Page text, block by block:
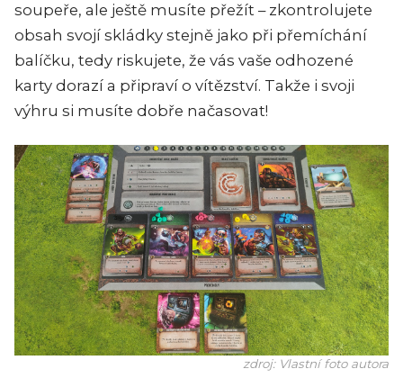
soupeře, ale ještě musíte přežít – zkontrolujete
obsah svojí skládky stejně jako při přemíchání
balíčku, tedy riskujete, že vás vaše odhozené
karty dorazí a připraví o vítězství. Takže i svoji
výhru si musíte dobře načasovat!
zdroj: Vlastní foto autora